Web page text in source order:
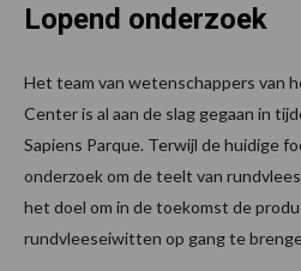
Lopend onderzoek
Het team van wetenschappers van
Center is al aan de slag gegaan in
Sapiens Parque. Terwijl de huidige
onderzoek om de teelt van
het doel om in de toekomst de
rundvleeseiwitten op gang te